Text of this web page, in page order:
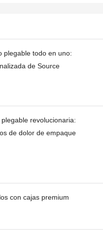
plegable todo en uno:
de Source
revolucionaria:
de dolor de empaque
con cajas premium